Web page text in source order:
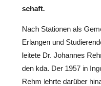
schaft.
Nach Sta­tio­nen als
Erlangen und
leitete Dr. Johannes
den kda. Der 1957 in
Rehm lehrte darüber